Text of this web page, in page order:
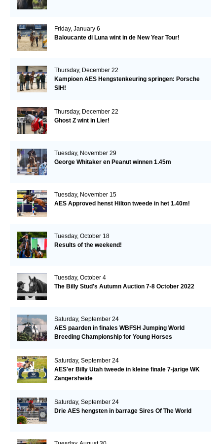
Friday, January 6
Baloucante di Luna wint in de New Year Tour!
Thursday, December 22
Kampioen AES Hengstenkeuring springen: Porsche
SIH!
Thursday, December 22
Ghost Z wint in Lier!
Tuesday, November 29
George Whitaker en Peanut winnen 1.45m
Tuesday, November 15
AES Approved henst Hilton tweede in het 1.40m!
Tuesday, October 18
Results of the weekend!
Tuesday, October 4
The Billy Stud's Autumn Auction 7-8 October 2022
Saturday, September 24
AES paarden in finales WBFSH Jumping World
Breeding Championship for Young Horses
Saturday, September 24
AES'er Billy Utah tweede in kleine finale 7-jarige WK
Zangersheide
Saturday, September 24
Drie AES hengsten in barrage Sires Of The World